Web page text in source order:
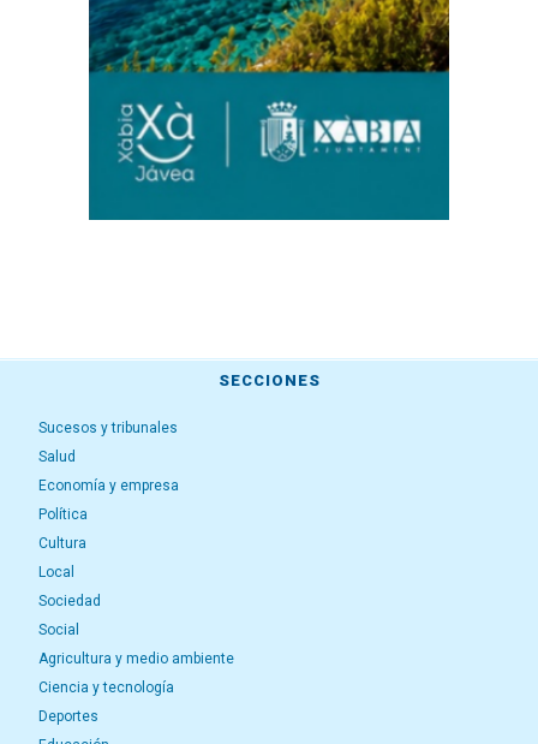
SECCIONES
Sucesos y tribunales
Salud
Economía y empresa
Política
Cultura
Local
Sociedad
Social
Agricultura y medio ambiente
Ciencia y tecnología
Deportes